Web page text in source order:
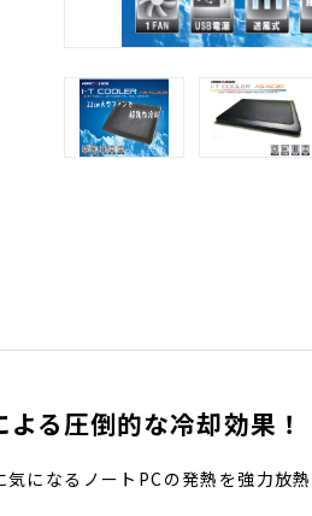
る圧倒的な冷却効果！
になるノートPCの発熱を強力放